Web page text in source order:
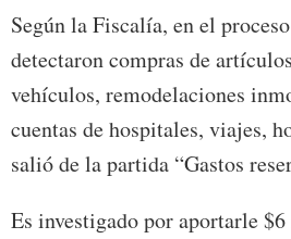
Según la Fiscalía, en el
detectaron compras de
vehículos, remodelaciones
cuentas de hospitales, viajes,
salió de la partida “Gastos
Es investigado por aportarle